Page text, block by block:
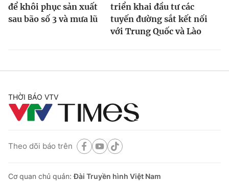
để khôi phục sản xuất
sau bão số 3 và mưa lũ
triển khai đầu tư các
tuyến đường sắt kết nối
với Trung Quốc và Lào
THỜI BÁO VTV
Theo dõi báo trên
Cơ quan chủ quản:Đài Truyền hình Việt Nam